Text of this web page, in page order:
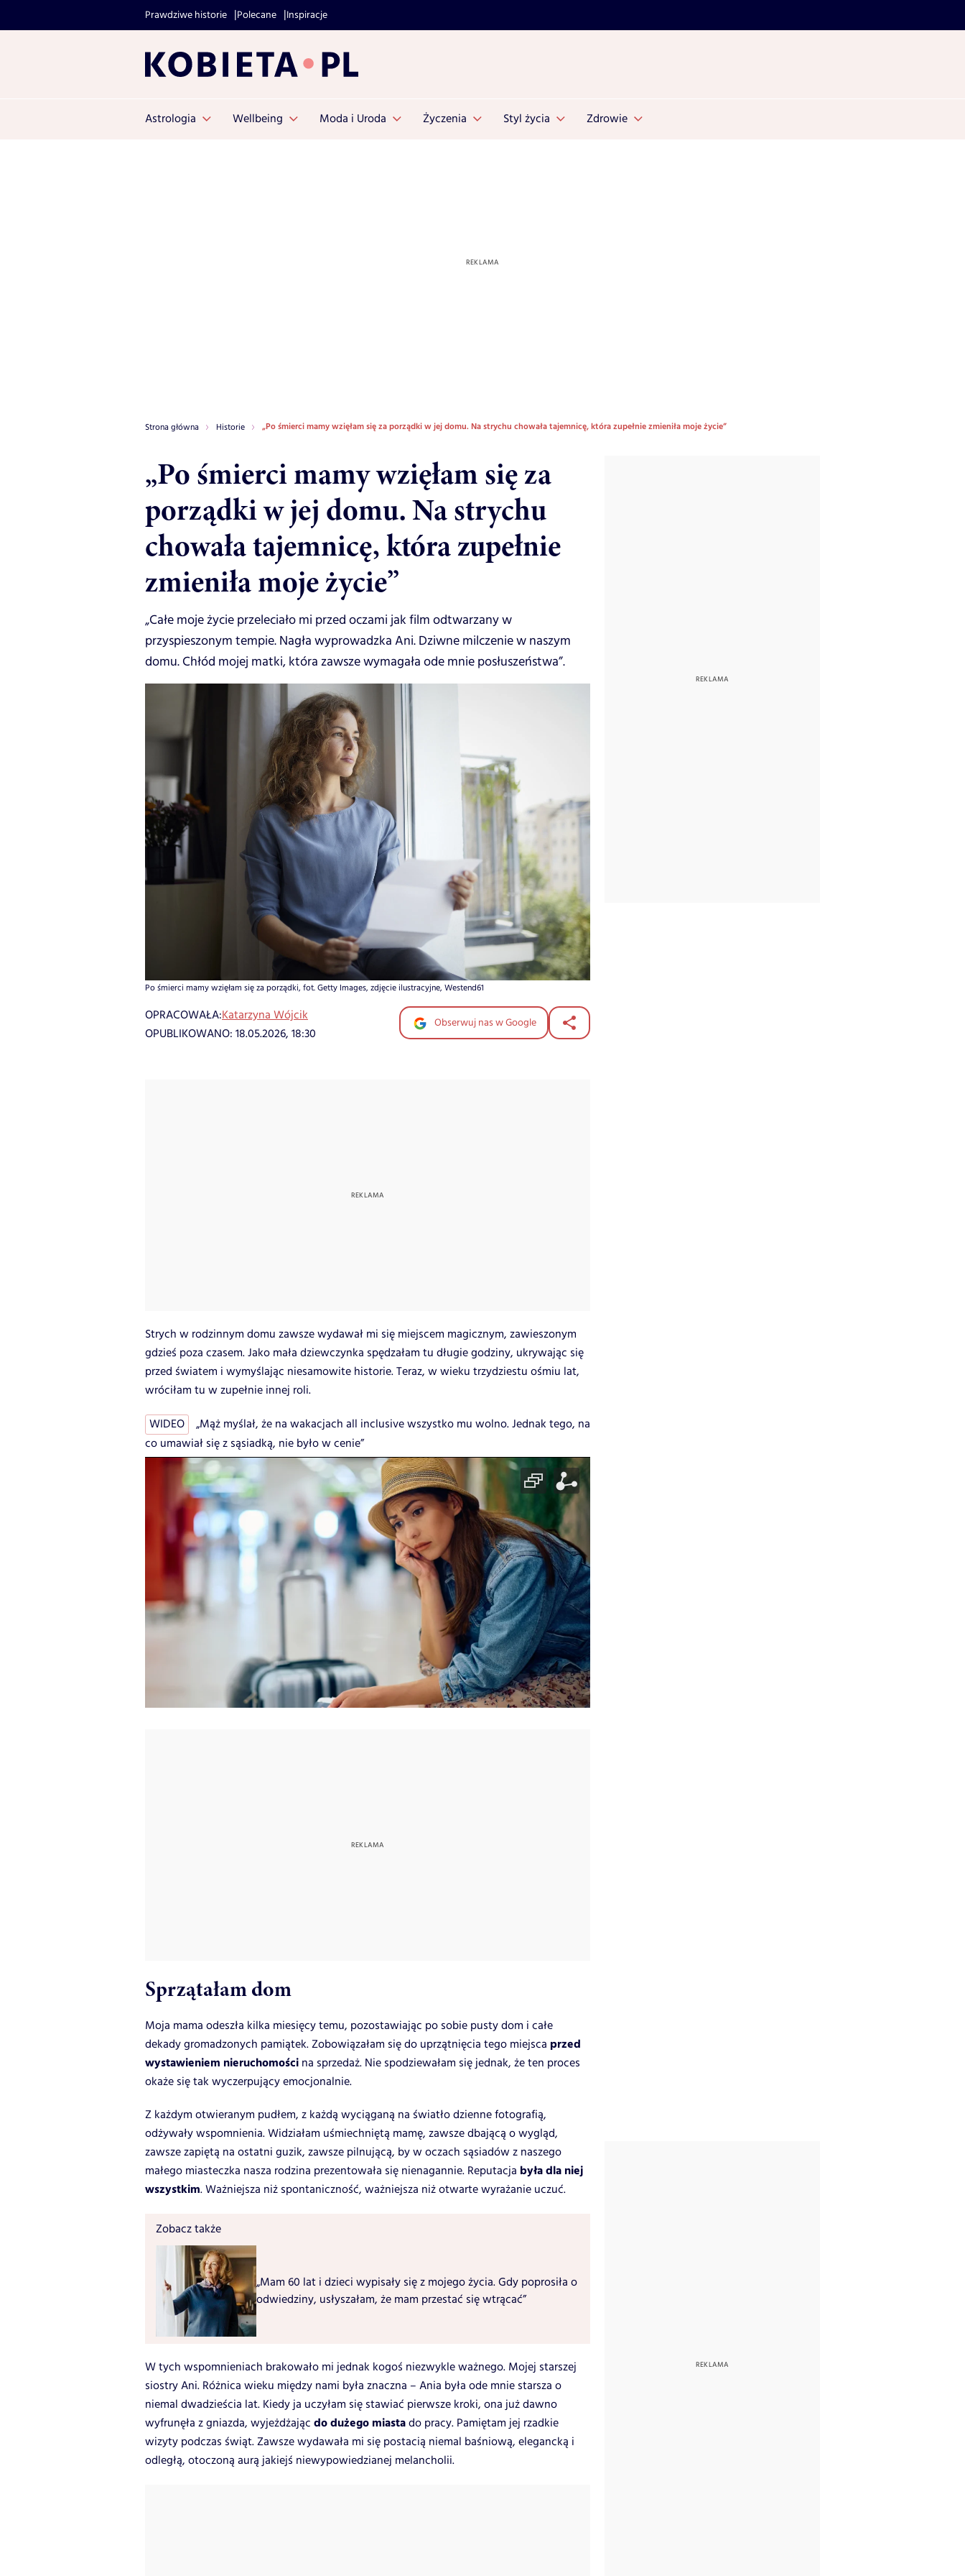
Prawdziwe historie Polecane Inspiracje
Astrologia Wellbeing Moda i Uroda Życzenia Styl życia Zdrowie
Strona główna Historie „Po śmierci mamy wzięłam się za porządki w jej domu. Na strychu chowała tajemnicę, która zupełnie zmieniła moje życie”
„Po śmierci mamy wzięłam się za
porządki w jej domu. Na strychu
chowała tajemnicę, która zupełnie
zmieniła moje życie”
„Całe moje życie przeleciało mi przed oczami jak film odtwarzany w
przyspieszonym tempie. Nagła wyprowadzka Ani. Dziwne milczenie w naszym
domu. Chłód mojej matki, która zawsze wymagała ode mnie posłuszeństwa”.
Po śmierci mamy wzięłam się za porządki, fot. Getty Images, zdjęcie ilustracyjne, Westend61
OPRACOWAŁA:Katarzyna Wójcik
OPUBLIKOWANO: 18.05.2026, 18:30
Obserwuj nas w Google
Strych w rodzinnym domu zawsze wydawał mi się miejscem magicznym, zawieszonym
gdzieś poza czasem. Jako mała dziewczynka spędzałam tu długie godziny, ukrywając się
przed światem i wymyślając niesamowite historie. Teraz, w wieku trzydziestu ośmiu lat,
wróciłam tu w zupełnie innej roli.
WIDEO
„Mąż myślał, że na wakacjach all inclusive wszystko mu wolno. Jednak tego, na
co umawiał się z sąsiadką, nie było w cenie”
Sprzątałam dom
Moja mama odeszła kilka miesięcy temu, pozostawiając po sobie pusty dom i całe
dekady gromadzonych pamiątek. Zobowiązałam się do uprzątnięcia tego miejsca przed
wystawieniem nieruchomości na sprzedaż. Nie spodziewałam się jednak, że ten proces
okaże się tak wyczerpujący emocjonalnie.
Z każdym otwieranym pudłem, z każdą wyciąganą na światło dzienne fotografią,
odżywały wspomnienia. Widziałam uśmiechniętą mamę, zawsze dbającą o wygląd,
zawsze zapiętą na ostatni guzik, zawsze pilnującą, by w oczach sąsiadów z naszego
małego miasteczka nasza rodzina prezentowała się nienagannie. Reputacja była dla niej
wszystkim. Ważniejsza niż spontaniczność, ważniejsza niż otwarte wyrażanie uczuć.
Zobacz także
„Mam 60 lat i dzieci wypisały się z mojego życia. Gdy poprosiła o
odwiedziny, usłyszałam, że mam przestać się wtrącać”
W tych wspomnieniach brakowało mi jednak kogoś niezwykle ważnego. Mojej starszej
siostry Ani. Różnica wieku między nami była znaczna – Ania była ode mnie starsza o
niemal dwadzieścia lat. Kiedy ja uczyłam się stawiać pierwsze kroki, ona już dawno
wyfrunęła z gniazda, wyjeżdżając do dużego miastado pracy. Pamiętam jej rzadkie
wizyty podczas świąt. Zawsze wydawała mi się postacią niemal baśniową, elegancką i
odległą, otoczoną aurą jakiejś niewypowiedzianej melancholii.